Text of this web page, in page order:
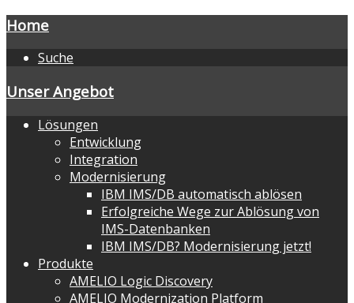
Home
Suche
Unser Angebot
Lösungen
Entwicklung
Integration
Modernisierung
IBM IMS/DB automatisch ablösen
Erfolgreiche Wege zur Ablösung von
IMS-Datenbanken
IBM IMS/DB? Modernisierung jetzt!
Produkte
AMELIO Logic Discovery
AMELIO Modernization Platform